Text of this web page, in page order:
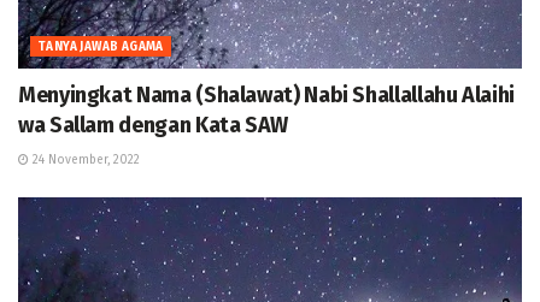
TANYA JAWAB AGAMA
Menyingkat Nama (Shalawat) Nabi Shallallahu Alaihi
wa Sallam dengan Kata SAW
24 November, 2022